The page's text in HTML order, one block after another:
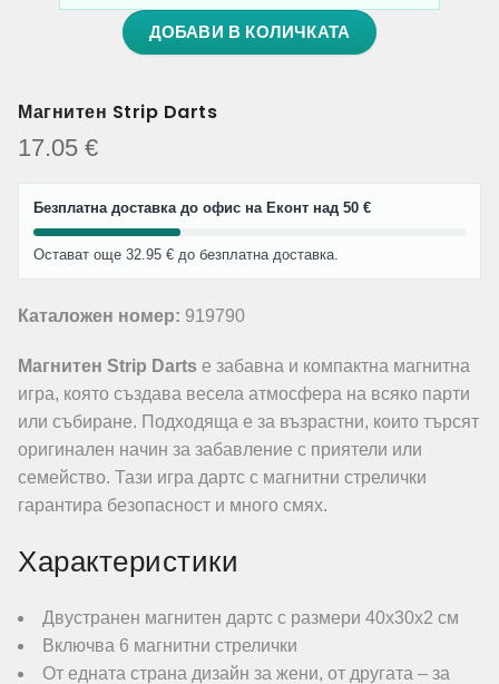
ДОБАВИ В КОЛИЧКАТА
Магнитен Strip Darts
17.05 €
Безплатна доставка до офис на Еконт над 50 €
Остават още 32.95 € до безплатна доставка.
Каталожен номер: 919790
Магнитен Strip Darts е забавна и компактна магнитна
игра, която създава весела атмосфера на всяко парти
или събиране. Подходяща е за възрастни, които търсят
оригинален начин за забавление с приятели или
семейство. Тази игра дартс с магнитни стрелички
гарантира безопасност и много смях.
Характеристики
Двустранен магнитен дартс с размери 40х30х2 см
Включва 6 магнитни стрелички
От едната страна дизайн за жени, от другата – за